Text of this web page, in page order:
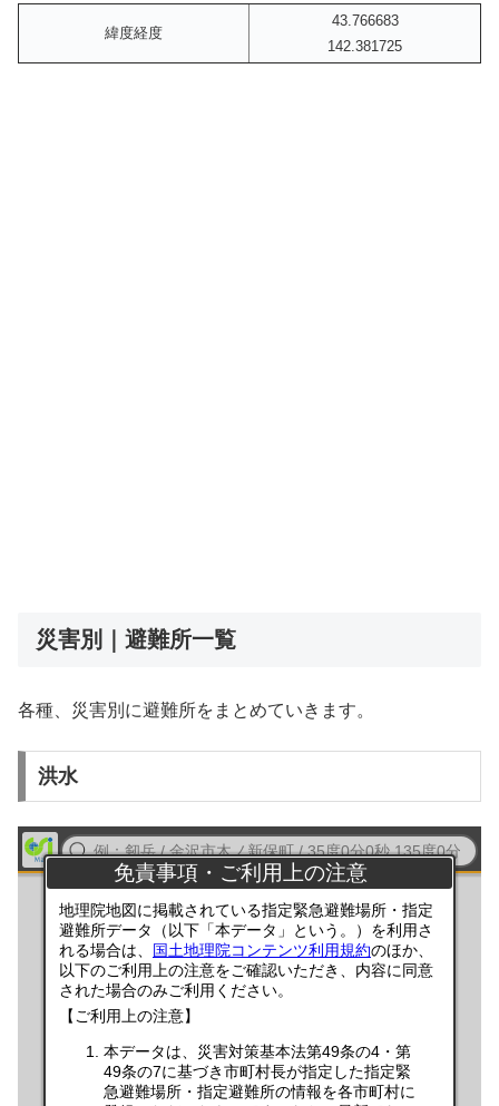
緯度経度
43.766683
142.381725
災害別｜避難所一覧
各種、災害別に避難所をまとめていきます。
洪水